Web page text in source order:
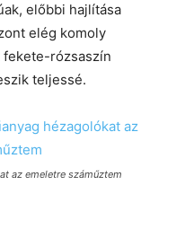
előbbi hajlítása
elég komoly
fekete-rózsaszín
teljessé.
az emeletre száműztem